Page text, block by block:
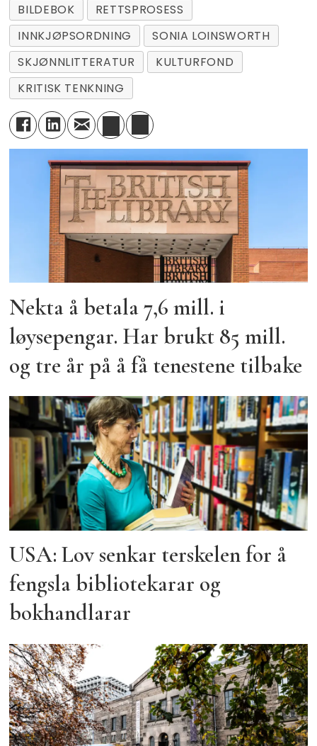
BILDEBOK
RETTSPROSESS
INNKJØPSORDNING
SONIA LOINSWORTH
SKJØNNLITTERATUR
KULTURFOND
KRITISK TENKNING
Nekta å betala 7,6 mill. i
løysepengar. Har brukt 85 mill.
og tre år på å få tenestene tilbake
USA: Lov senkar terskelen for å
fengsla bibliotekarar og
bokhandlarar